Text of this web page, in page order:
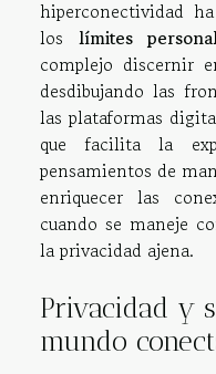
hiperconectividad
los límites
complejo discernir
desdibujando las
las plataformas
que facilita la
pensamientos de
enriquecer las
cuando se maneje
la privacidad ajena.
Privacidad y
mundo